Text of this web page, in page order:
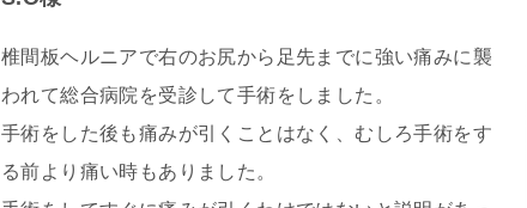
椎間板ヘルニアで右のお尻から足先までに強い痛みに襲
われて総合病院を受診して手術をしました。
手術をした後も痛みが引くことはなく、むしろ手術をす
る前より痛い時もありました。